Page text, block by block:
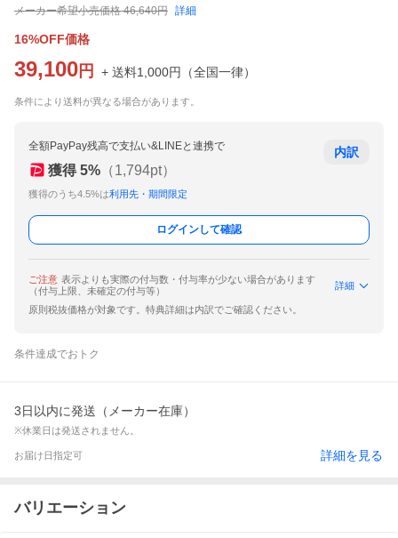
メーカー希望小売価格 46,640円 詳細
16%OFF価格
39,100 円 + 送料1,000円 （全国一律）
条件により送料が異なる場合があります。
全額PayPay残高で支払い&LINEと連携で
獲得 5% （1,794pt）
獲得のうち4.5%は利用先・期間限定
内訳
ログインして確認
ご注意 表示よりも実際の付与数・付与率が少ない場合があります
（付与上限、未確定の付与等）
詳細
原則税抜価格が対象です。特典詳細は内訳でご確認ください。
条件達成でおトク
3日以内に発送（メーカー在庫）
※休業日は発送されません。
お届け日指定可 詳細を見る
バリエーション